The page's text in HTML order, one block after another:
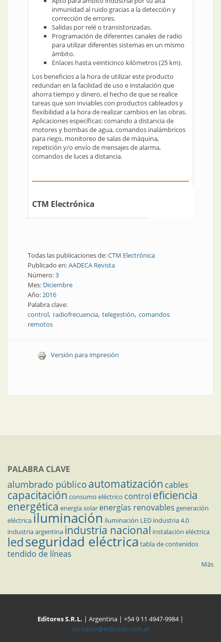
inmunidad al ruido gracias a la detección y
corrección de errores.
Salidas por relé o transistorizadas.
Programación de diferentes canales de radio
para utilizar diferentes sistemas en un mismo
ámbito.
Enlaces hasta veinticinco kilómetros (25 km).
Los beneficios a la hora de utilizar este producto
redundan en la facilidad de uso e instalación que
ahorra tiempo y dinero, el hecho de que se realice
tareas que son inviables con productos cableados y
flexibilidad a la hora de realizar cambios en las obras.
Aplicaciones específicas: comando a distancia de
motores y bombas de agua, comandos inalámbricos
para riego, monitoreo de salas de máquina,
repetición y/o envío de mensajes de alarma,
comandos de luces a distancia.
CTM Electrónica
Todas las publicaciones de:CTM Electrónica
Publicado en:AADECA Revista
Número:3
Mes: Diciembre
Año:2016
Palabra clave:
control radiofrecuencia telegestión comandos
remotos
Versión para impresión
PALABRA CLAVE
alumbrado público automatización cables
capacitación consumo eléctrico control eficiencia
energética energía solar energías renovables generación
eléctricailuminación iluminación LED industria 4.0
industria argentina industria nacional instalación eléctrica
ledseguridad eléctrica tabla de contenidos
tendido de líneas
Más
Editores S.R.L. | Argentina | +54 9 11 4947-9984 |
contacto@editores.com.ar